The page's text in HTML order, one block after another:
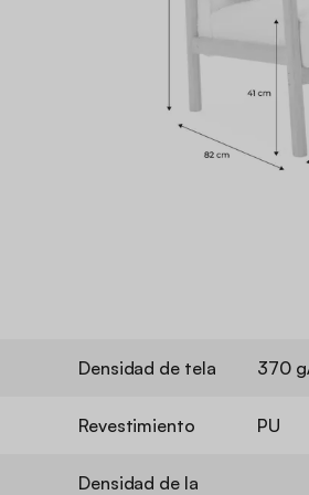
Densidad de tela 370
Revestimiento PU
Densidad de la